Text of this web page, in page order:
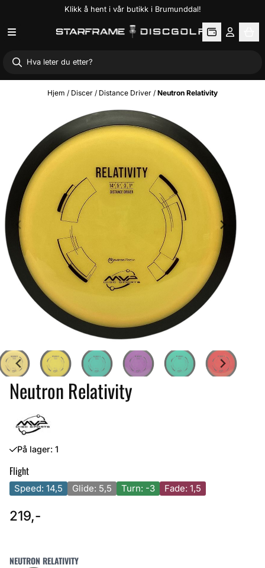
Hopp til innholdKlikk å hent i vår butikk i Brumunddal!
Hjem / Discer / Distance Driver / Neutron Relativity
Neutron Relativity
På lager: 1
Flight
Speed: 14,5 Glide: 5,5 Turn: -3 Fade: 1,5
219,-
NEUTRON RELATIVITY